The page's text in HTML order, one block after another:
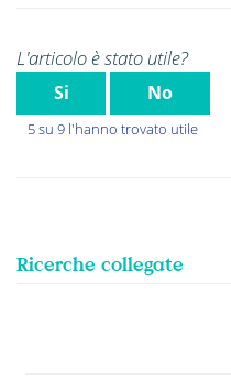
L'articolo è stato utile?
Si No
5 su 9 l'hanno trovato utile
Ricerche collegate